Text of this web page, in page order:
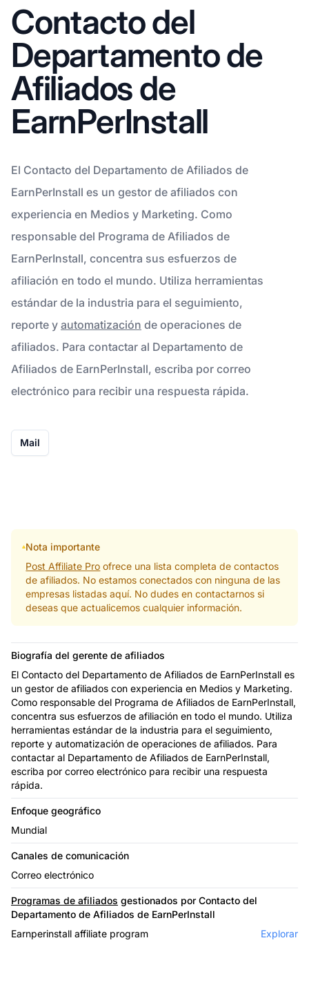
Contacto del
Departamento de
Afiliados de
EarnPerInstall
El Contacto del Departamento de Afiliados de
EarnPerInstall es un gestor de afiliados con
experiencia en Medios y Marketing. Como
responsable del Programa de Afiliados de
EarnPerInstall, concentra sus esfuerzos de
afiliación en todo el mundo. Utiliza herramientas
estándar de la industria para el seguimiento,
reporte y automatización de operaciones de
afiliados. Para contactar al Departamento de
Afiliados de EarnPerInstall, escriba por correo
electrónico para recibir una respuesta rápida.
Mail
Nota importante
Post Affiliate Pro ofrece una lista completa de contactos
de afiliados. No estamos conectados con ninguna de las
empresas listadas aquí. No dudes en contactarnos si
deseas que actualicemos cualquier información.
Biografía del gerente de afiliados
El Contacto del Departamento de Afiliados de EarnPerInstall es
un gestor de afiliados con experiencia en Medios y Marketing.
Como responsable del Programa de Afiliados de EarnPerInstall,
concentra sus esfuerzos de afiliación en todo el mundo. Utiliza
herramientas estándar de la industria para el seguimiento,
reporte y automatización de operaciones de afiliados. Para
contactar al Departamento de Afiliados de EarnPerInstall,
escriba por correo electrónico para recibir una respuesta
rápida.
Enfoque geográfico
Mundial
Canales de comunicación
Correo electrónico
Programas de afiliados gestionados por Contacto del
Departamento de Afiliados de EarnPerInstall
Earnperinstall affiliate program
Explorar